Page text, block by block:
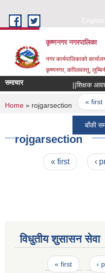
English
कृष्णनगर नगरपालिका
नगर कार्यपालिकाको
कृष्णनगर, कपिलवस्तु,
समाचार ||शिक्षक
Pages
« first
बाँकी
You are here
Home » rojgarsection
rojgarsection
Pages« first ‹
विधुतीय शुसासन सेवा
Pages« first ‹